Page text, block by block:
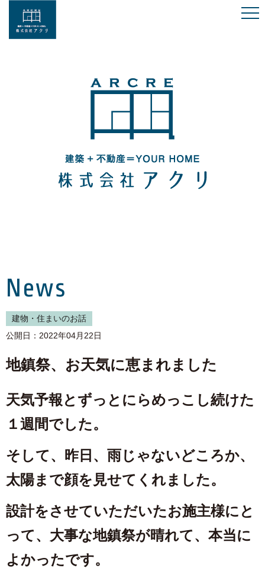
News
建物・住まいのお話
公開日：2022年04月22日
地鎮祭、お天気に恵まれました
天気予報とずっとにらめっこし続けた
１週間でした。
そして、昨日、雨じゃないどころか、
太陽まで顔を見せてくれました。
設計をさせていただいたお施主様にと
って、大事な地鎮祭が晴れて、本当に
よかったです。